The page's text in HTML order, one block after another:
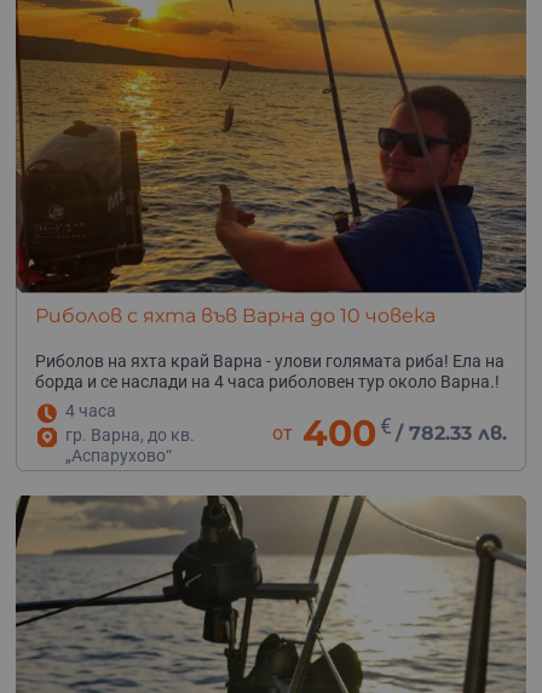
Риболов с яхта във Варна до 10 човека
Риболов на яхта край Варна - улови голямата риба! Ела на
борда и се наслади на 4 часа риболовен тур около Варна.!
4 часа
гр. Варна, до кв.
„Аспарухово“
от 400 € /782.33 лв.